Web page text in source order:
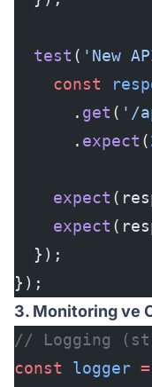
  test
( 'New
    const
      .
get ( '/
      .
expect (
    expect
    expect
  });
});
3. Monitoring ve
// Logging
const logger =